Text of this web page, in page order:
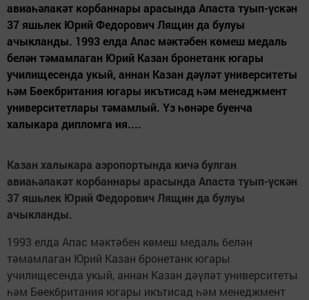
авиаһәлакәт корбаннары арасында Апаста туып-үскән
37 яшьлек Юрий Федорович Лящин да булуы
ачыкланды. 1993 елда Апас мәктәбен көмеш медаль
белән тәмамлаган Юрий Казан бронетанк югары
училищесенда укый, аннан Казан дәүләт университеты
һәм Бөекбритания югары икътисад һәм менеджмент
университетлары тәмамлый. Үз һөнәре буенча
халыкара дипломга ия....
Казан халыкара аэропортында кичә булган
авиаһәлакәт корбаннары арасында Апаста туып-үскән
37 яшьлек Юрий Федорович Лящин да булуы
ачыкланды.
1993 елда Апас мәктәбен көмеш медаль белән
тәмамлаган Юрий Казан бронетанк югары
училищесенда укый, аннан Казан дәүләт университеты
һәм Бөекбритания югары икътисад һәм менеджмент